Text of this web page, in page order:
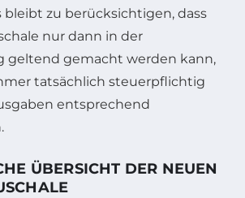
bleibt zu berücksichtigen, dass
nur dann in der
geltend gemacht werden kann,
tatsächlich steuerpflichtig
entsprechend
ÜBERSICHT DER NEUEN